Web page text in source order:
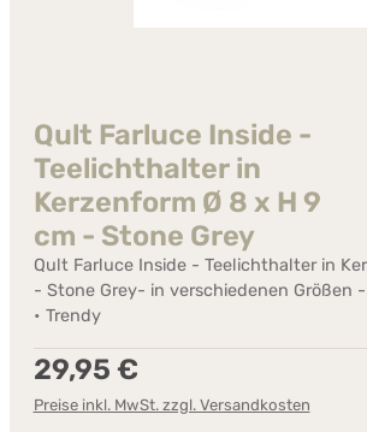
Qult Farluce Inside -
Teelichthalter in
Kerzenform Ø 8 x H 9
cm - Stone Grey
Qult Farluce Inside - Teelichthalter in
- Stone Grey- in verschiedenen Größen
• Trendy
Regulärer Preis:
29,95 €
Preise inkl. MwSt. zzgl. Versandkosten